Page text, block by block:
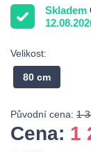
Skladem
Velikost:
80 cm
Původní cena: 1
Cena: 1